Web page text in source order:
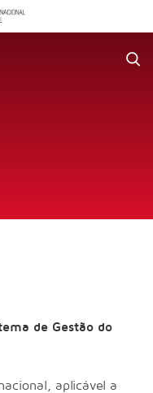
de Gestão do
aplicável a